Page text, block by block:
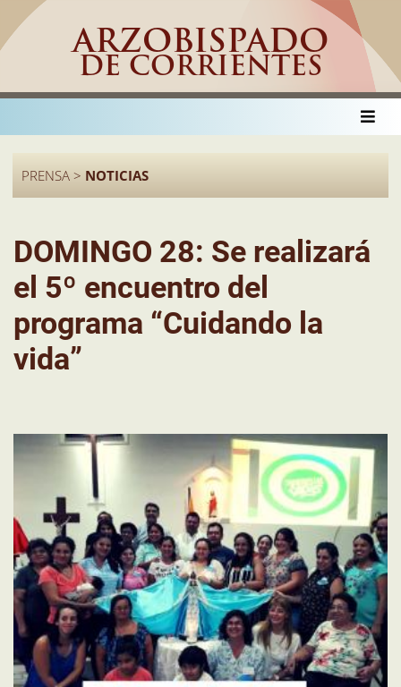
ARZOBISPADO
DE CORRIENTES
PRENSA > NOTICIAS
DOMINGO 28: Se realizará
el 5º encuentro del
programa “Cuidando la
vida”